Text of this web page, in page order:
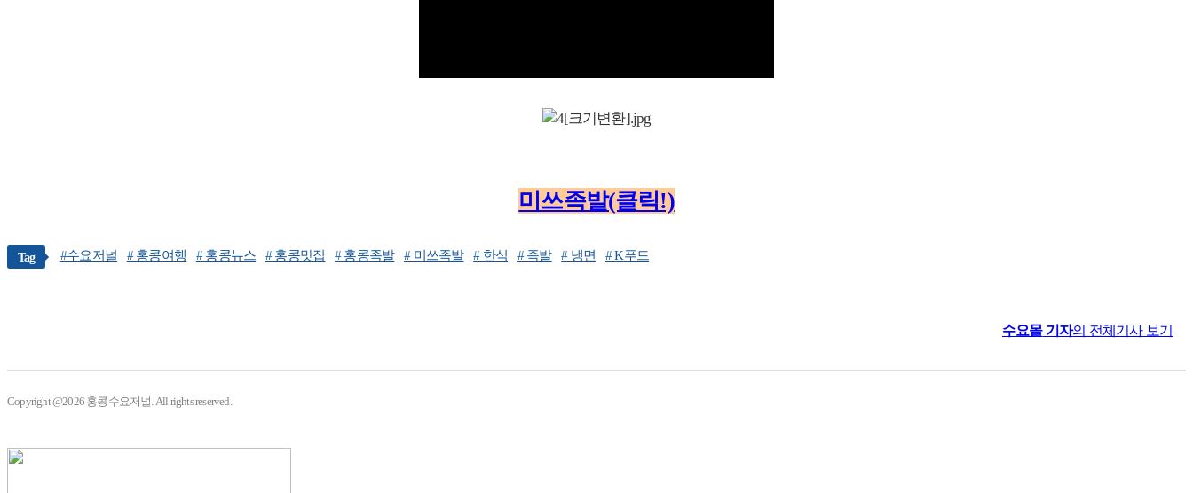
미쓰족발(클릭!)
Tag #수요저널 # 홍콩여행 # 홍콩뉴스 # 홍콩맛집 # 홍콩족발 # 미쓰족발 # 한식 # 족발 # 냉면 # K푸드
수요몰기자의 전체기사 보기
Copyright @2026 홍콩수요저널. All rights reserved.